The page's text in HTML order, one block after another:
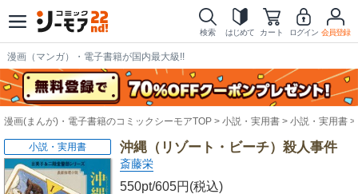
検索 はじめて カート ログイン 会員登録
漫画（マンガ）・電子書籍が国内最大級!!
漫画(まんが)・電子書籍のコミックシーモアTOP 小説・実用書 小説・実用書
沖縄（リゾート・ビーチ）殺人事件
斎藤栄
550pt/605円(税込)
小説・実用書